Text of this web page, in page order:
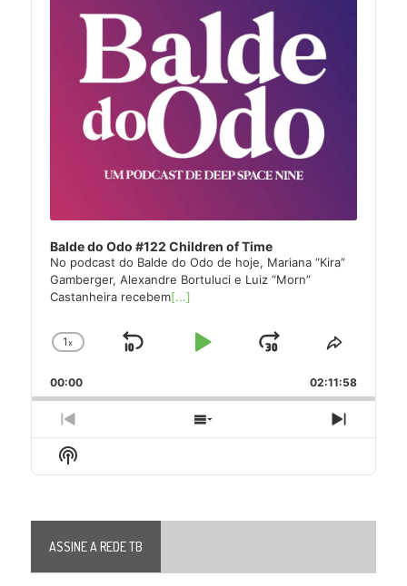
Balde do Odo #122 Children of Time
No podcast do Balde do Odo de hoje, Mariana “Kira”
Gamberger, Alexandre Bortuluci e Luiz “Morn”
Castanheira recebem[...]
Change
Rate
1x
Skip
Play
Jump
Forward
Share
Episode
00:00 02:11:58
Previous
Episode
Show
Episodes
Next
Episode
Show
Podcast
ASSINE A REDE TB